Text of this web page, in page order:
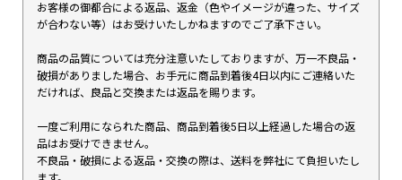
お客様の御都合による返品、返金（色やイメージが違った、サイズ
が合わない等）はお受けいたしかねますのでご了承下さい。
商品の品質については充分注意いたしておりますが、万一不良品・
破損がありました場合、お手元に商品到着後4日以内にご連絡いた
だければ、良品と交換または返品を賜ります。
一度ご利用になられた商品、商品到着後5日以上経過した場合の返
品はお受けできません。
不良品・破損による返品・交換の際は、送料を弊社にて負担いたし